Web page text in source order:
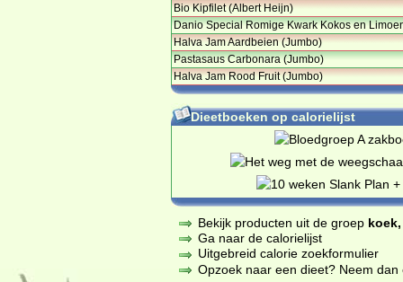
Bio Kipfilet (Albert Heijn)
Danio Special Romige Kwark Kokos en
Halva Jam Aardbeien (Jumbo)
Pastasaus Carbonara (Jumbo)
Halva Jam Rood Fruit (Jumbo)
Dieetboeken op calorielijst
Bekijk producten uit de groep
Ga naar de calorielijst
Uitgebreid calorie zoekformulier
Opzoek naar een dieet? Neem